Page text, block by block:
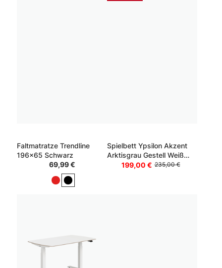
Faltmatratze Trendline
196x65 Schwarz
69,99 €
Spielbett Ypsilon Akzent
Arktisgrau Gestell Weiß
Himmel Grau mit
199,00 € 235,00 €